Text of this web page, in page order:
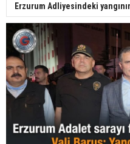
Erzurum Adliyesindeki